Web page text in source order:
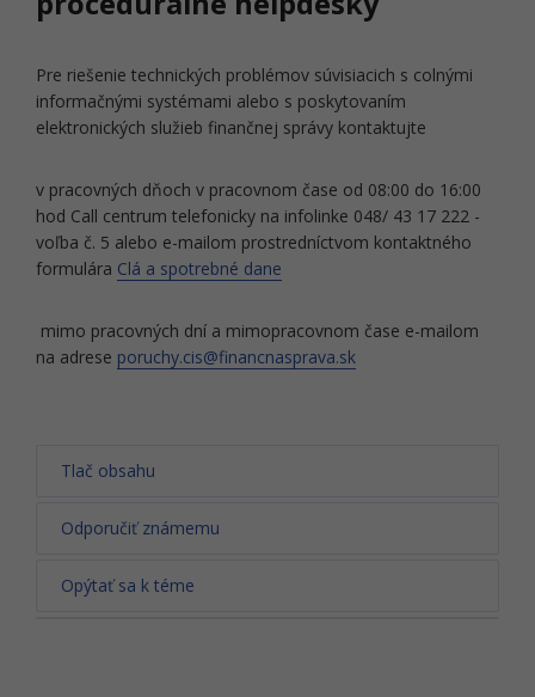
Pre riešenie technických problémov súvisiacich s colnými
informačnými systémami alebo s poskytovaním
elektronických služieb finančnej správy kontaktujte
v pracovných dňoch v pracovnom čase od 08:00 do 16:00
hod Call centrum telefonicky na infolinke 048/ 43 17 222 -
voľba č. 5 alebo e-mailom prostredníctvom kontaktného
formulára Clá a spotrebné dane
mimo pracovných dní a mimopracovnom čase e-mailom
na adrese poruchy.cis@financnasprava.sk
Tlač obsahu
Odporučiť známemu
Opýtať sa k téme